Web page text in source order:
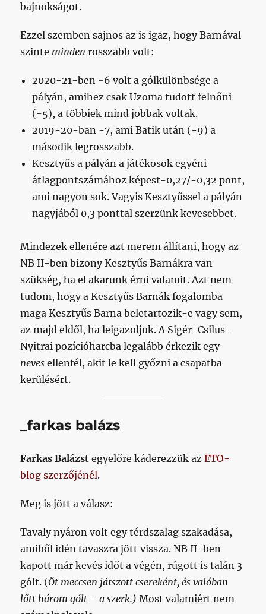
bajnokságot.
Ezzel szemben sajnos az is igaz, hogy Barnával
szinte minden rosszabb volt:
2020-21-ben -6 volt a gólkülönbsége a
pályán, amihez csak Uzoma tudott felnőni
(-5), a többiek mind jobbak voltak.
2019-20-ban -7, ami Batik után (-9) a
második legrosszabb.
Kesztyűs a pályán a játékosok egyéni
átlagpontszámához képest-0,27/-0,32 pont,
ami nagyon sok. Vagyis Kesztyűssel a pályán
nagyjából 0,3 ponttal szerzünk kevesebbet.
Mindezek ellenére azt merem állítani, hogy az
NB II-ben bizony Kesztyűs Barnákra van
szükség, ha el akarunk érni valamit. Azt nem
tudom, hogy a Kesztyűs Barnák fogalomba
maga Kesztyűs Barna beletartozik-e vagy sem,
az majd eldől, ha leigazoljuk. A Sigér-Csilus-
Nyitrai pozícióharcba legalább érkezik egy
neves ellenfél, akit le kell győzni a csapatba
kerülésért.
_farkas balázs
Farkas Balázst egyelőre káderezzük azETO-
blog szerzőjénél.
Meg is jött a válasz:
Tavaly nyáron volt egy térdszalag szakadása,
amiből idén tavaszra jött vissza. NB II-ben
kapott már kevés időt a végén, rúgott is talán 3
gólt. (Öt meccsen játszott csereként, és valóban
lőtt három gólt – a szerk.) Most valamiért nem